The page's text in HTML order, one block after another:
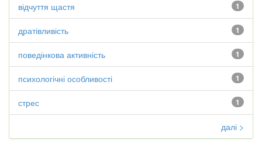
1
відчуття щастя
1
дратівливість
1
поведінкова активність
1
психологічні особливості
1
стрес
далі >